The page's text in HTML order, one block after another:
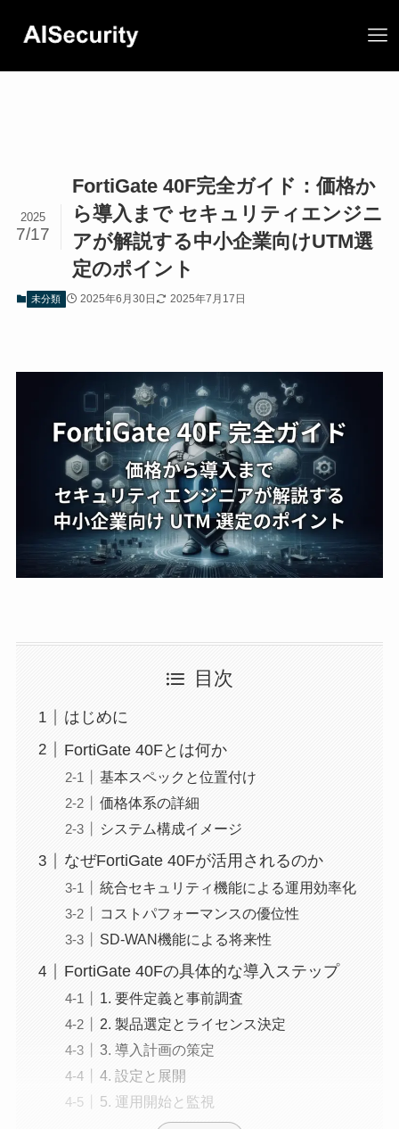
FortiGate 40F完全ガイド：価格か
ら導入まで セキュリティエンジニ
アが解説する中小企業向けUTM選
定のポイント
2025
7/17
未分類 2025年6月30日 2025年7月17日
目次
はじめに
FortiGate 40Fとは何か
基本スペックと位置付け
価格体系の詳細
システム構成イメージ
なぜFortiGate 40Fが活用されるのか
統合セキュリティ機能による運用効率化
コストパフォーマンスの優位性
SD-WAN機能による将来性
FortiGate 40Fの具体的な導入ステップ
1. 要件定義と事前調査
2. 製品選定とライセンス決定
3. 導入計画の策定
4. 設定と展開
5. 運用開始と監視